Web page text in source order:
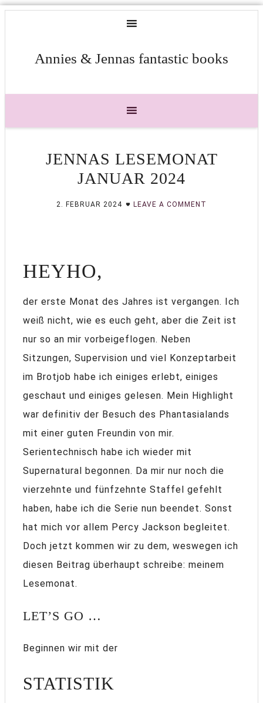
Annies & Jennas fantastic books
JENNAS LESEMONAT
JANUAR 2024
2. FEBRUAR 2024 LEAVE A COMMENT
HEYHO,
der erste Monat des Jahres ist vergangen. Ich
weiß nicht, wie es euch geht, aber die Zeit ist
nur so an mir vorbeigeflogen. Neben
Sitzungen, Supervision und viel Konzeptarbeit
im Brotjob habe ich einiges erlebt, einiges
geschaut und einiges gelesen. Mein Highlight
war definitiv der Besuch des Phantasialands
mit einer guten Freundin von mir.
Serientechnisch habe ich wieder mit
Supernatural begonnen. Da mir nur noch die
vierzehnte und fünfzehnte Staffel gefehlt
haben, habe ich die Serie nun beendet. Sonst
hat mich vor allem Percy Jackson begleitet.
Doch jetzt kommen wir zu dem, weswegen ich
diesen Beitrag überhaupt schreibe: meinem
Lesemonat.
LET’S GO …
Beginnen wir mit der
STATISTIK